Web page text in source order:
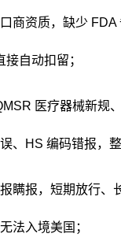
商资质，缺少 FDA
自动扣留；
医疗器械新规
、HS 编码错报，整
瞒报，短期放行、
法入境美国；